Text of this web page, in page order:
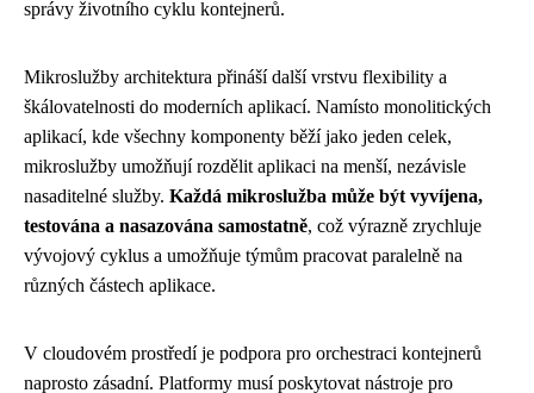
správy životního cyklu kontejnerů.
Mikroslužby architektura přináší další vrstvu flexibility a
škálovatelnosti do moderních aplikací. Namísto monolitických
aplikací, kde všechny komponenty běží jako jeden celek,
mikroslužby umožňují rozdělit aplikaci na menší, nezávisle
nasaditelné služby. Každá mikroslužba může být vyvíjena,
testována a nasazována samostatně, což výrazně zrychluje
vývojový cyklus a umožňuje týmům pracovat paralelně na
různých částech aplikace.
V cloudovém prostředí je podpora pro orchestraci kontejnerů
naprosto zásadní. Platformy musí poskytovat nástroje pro